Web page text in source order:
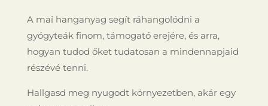
A mai hanganyag segít ráhangolódni a
gyógyteák finom, támogató erejére, és arra,
hogyan tudod őket tudatosan a mindennapjaid
részévé tenni.
Hallgasd meg nyugodt környezetben, akár egy